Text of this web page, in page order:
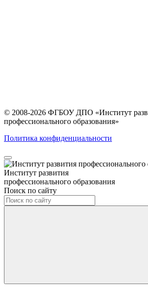
© 2008-2026 ФГБОУ ДПО «Институт
профессионального образования»
Политика конфиденциальности
Институт развития
профессионального образования
Поиск по сайту